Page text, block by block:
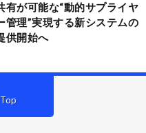
有が可能な“動的サプライヤ
管理”実現する新システムの
供開始へ